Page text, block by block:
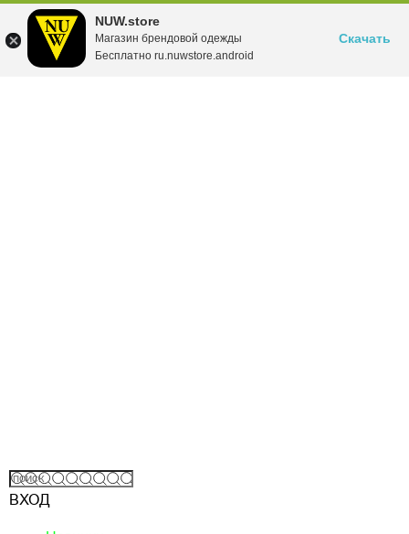
NUW.store
Магазин брендовой одежды
Бесплатно ru.nuwstore.android
Скачать
ВХОД